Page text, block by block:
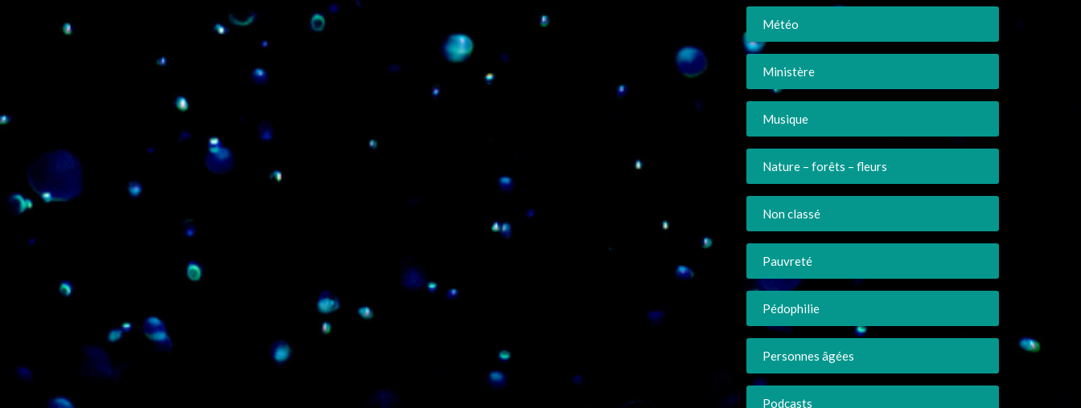
Météo
Ministère
Musique
Nature – forêts – fleurs
Non classé
Pauvreté
Pédophilie
Personnes âgées
Podcasts